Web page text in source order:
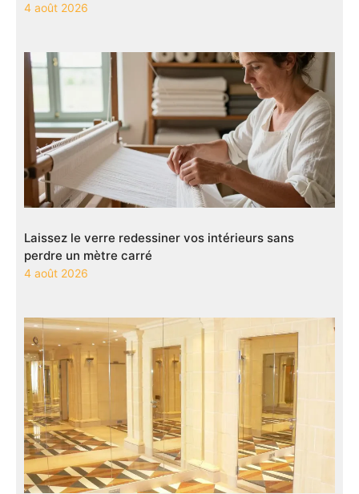
4 août 2026
Laissez le verre redessiner vos intérieurs sans
perdre un mètre carré
4 août 2026